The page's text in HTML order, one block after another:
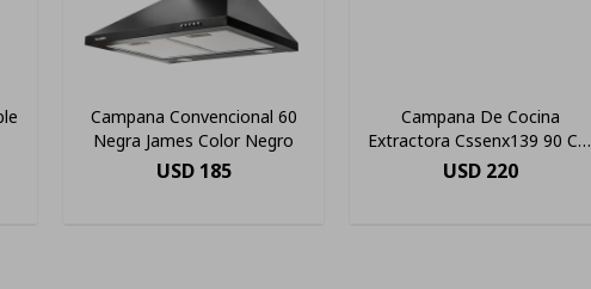
Campana Convencional 60
Negra James Color Negro
USD 185
Campana De Cocina
Extractora Cssenx139 90 Cm
Enxuta
USD 220